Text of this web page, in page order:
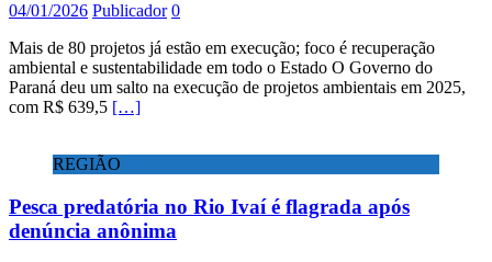
04/01/2026 Publicador 0
Mais de 80 projetos já estão em execução; foco é recuperação
ambiental e sustentabilidade em todo o Estado O Governo do
Paraná deu um salto na execução de projetos ambientais em 2025,
com R$ 639,5 […]
REGIÃO
Pesca predatória no Rio Ivaí é flagrada após
denúncia anônima